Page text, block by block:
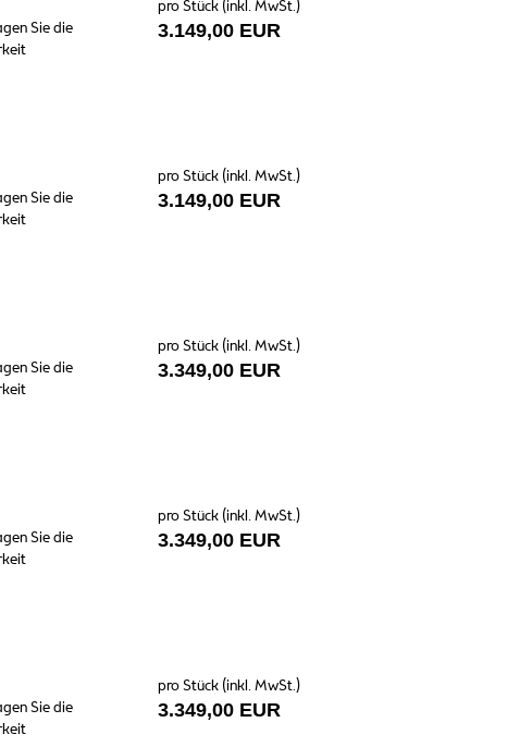
Sie die
pro Stück (inkl. MwSt.)
3.149,00 EUR
Sie die
pro Stück (inkl. MwSt.)
3.149,00 EUR
Sie die
pro Stück (inkl. MwSt.)
3.349,00 EUR
Sie die
pro Stück (inkl. MwSt.)
3.349,00 EUR
Sie die
pro Stück (inkl. MwSt.)
3.349,00 EUR